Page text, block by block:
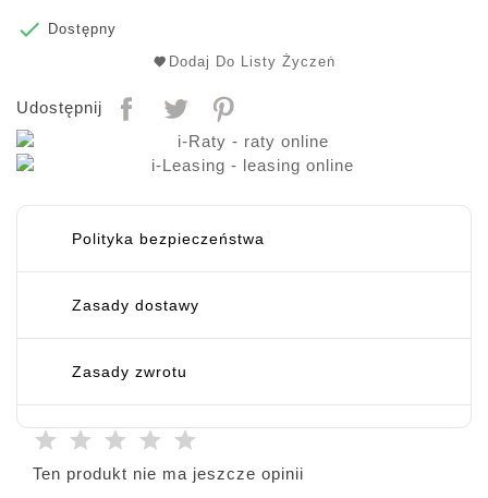

Dostępny
Dodaj Do Listy Życzeń
Udostępnij
Polityka bezpieczeństwa
Zasady dostawy
Zasady zwrotu
Ten produkt nie ma jeszcze opinii